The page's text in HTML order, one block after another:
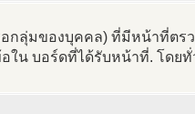
อกลุ่มของบุคคล) ที่มีหน้าที่ต
ใน บอร์ดที่ได้รับหน้าที่. โดย